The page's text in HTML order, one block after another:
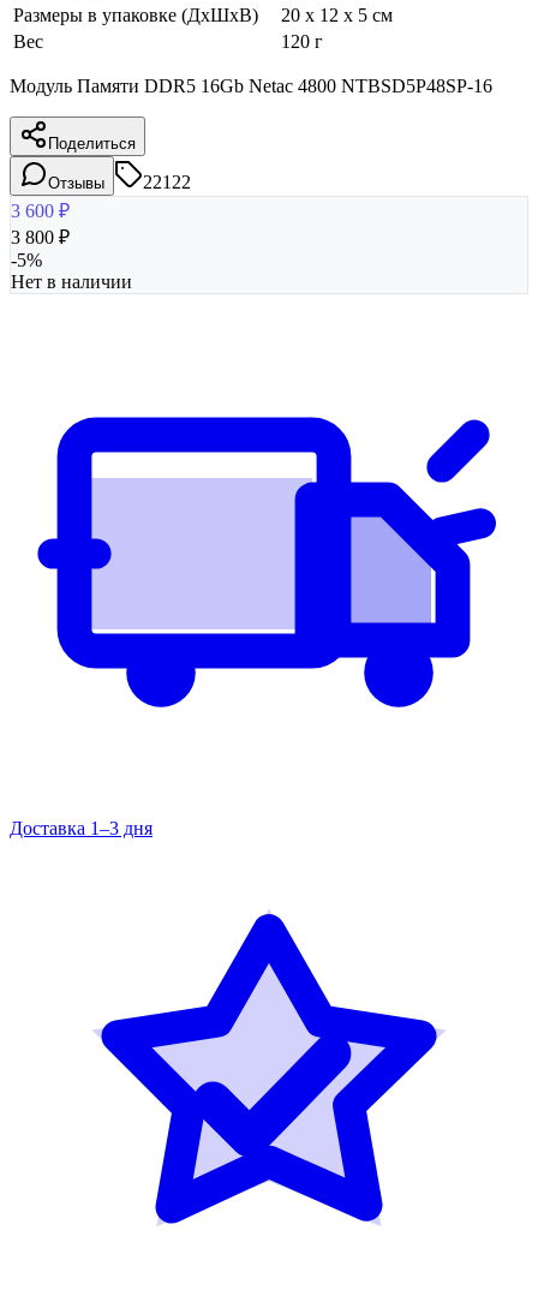
Размеры в упаковке (ДхШхВ)
20 x 12 x 5 см
Вес
120 г
Модуль Памяти DDR5 16Gb Netac 4800 NTBSD5P48SP-16
Поделиться
Отзывы
22122
3 600 ₽
3 800 ₽
-5%
Нет в наличии
Доставка 1–3 дня